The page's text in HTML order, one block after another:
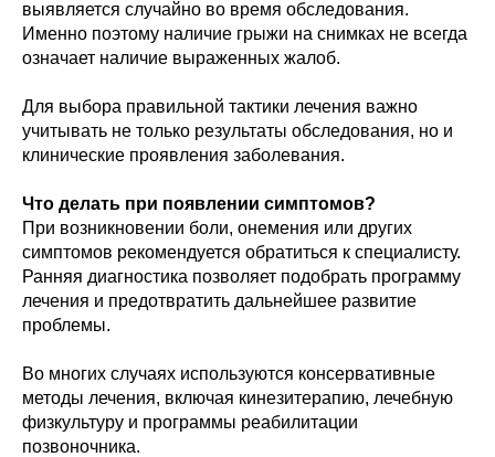
выявляется случайно во время обследования.
Именно поэтому наличие грыжи на снимках не всегда
означает наличие выраженных жалоб.
Для выбора правильной тактики лечения важно
учитывать не только результаты обследования, но и
клинические проявления заболевания.
Что делать при появлении симптомов?
При возникновении боли, онемения или других
симптомов рекомендуется обратиться к специалисту.
Ранняя диагностика позволяет подобрать программу
лечения и предотвратить дальнейшее развитие
проблемы.
Во многих случаях используются консервативные
методы лечения, включая кинезитерапию, лечебную
физкультуру и программы реабилитации
позвоночника.